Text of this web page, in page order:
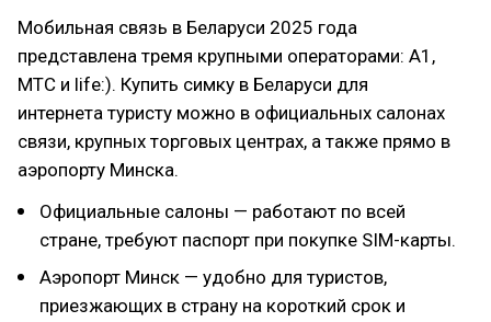
Мобильная связь в Беларуси 2025 года
представлена тремя крупными операторами: A1,
МТС и life:). Купить симку в Беларуси для
интернета туристу можно в официальных салонах
связи, крупных торговых центрах, а также прямо в
аэропорту Минска.
Официальные салоны — работают по всей
стране, требуют паспорт при покупке SIM-карты.
Аэропорт Минск — удобно для туристов,
приезжающих в страну на короткий срок и